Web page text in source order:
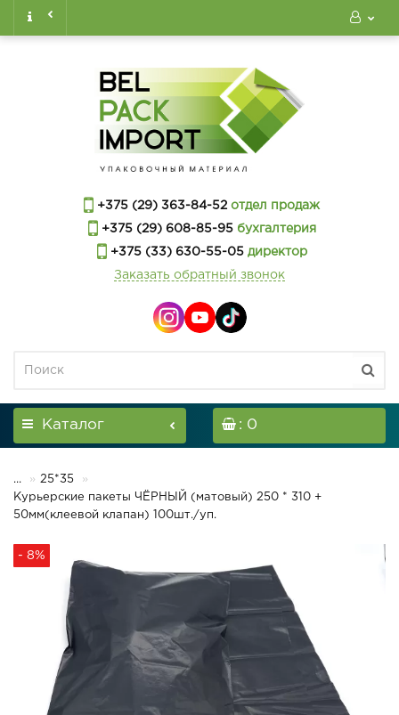
+375 (29) 363-84-52 отдел продаж
+375 (29) 608-85-95бухгалтерия
+375 (33) 630-55-05директор
Заказать обратный звонок
Каталог : 0
...
25*35
Курьерские пакеты ЧЁРНЫЙ (матовый) 250 * 310 +
50мм(клеевой клапан) 100шт./уп.
- 8%